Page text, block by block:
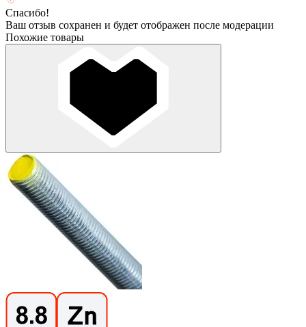
Спасибо!
Ваш отзыв сохранен и будет отображен после модерации
Похожие товары